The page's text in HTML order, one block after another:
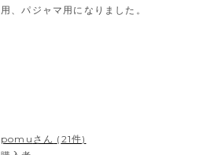
用、パジャマ用になりました。
pomu
21